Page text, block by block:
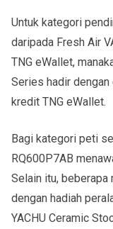
Untuk kategori
daripada Fresh Air
TNG eWallet,
Series hadir dengan
kredit TNG eWallet.
Bagi kategori peti
RQ600P7AB
Selain itu,
dengan hadiah
YACHU Ceramic